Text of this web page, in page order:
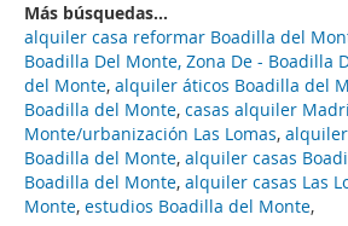
Más búsquedas...
alquiler casa reformar Boadilla del
Boadilla Del Monte, Zona De - Boadilla
del Monte, alquiler áticos Boadilla del
Boadilla del Monte, casas alquiler
Monte/urbanización Las Lomas,
Boadilla del Monte, alquiler casas
Boadilla del Monte, alquiler casas Las
Monte, estudios Boadilla del Monte,